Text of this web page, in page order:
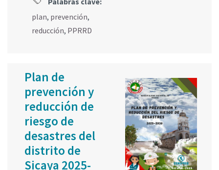
plan, prevención,
reducción, PPRRD
Plan de
prevención y
reducción de
riesgo de
desastres del
distrito de
Sicaya 2025-